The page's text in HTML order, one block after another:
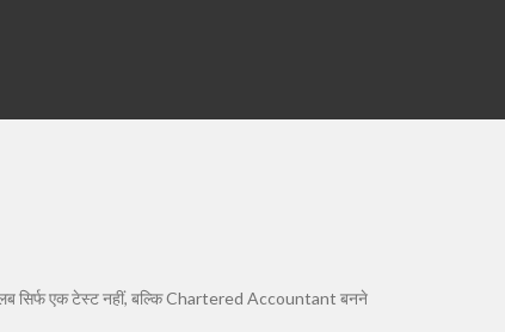
सिर्फ एक टेस्ट नहीं, बल्कि Chartered Accountant बनने